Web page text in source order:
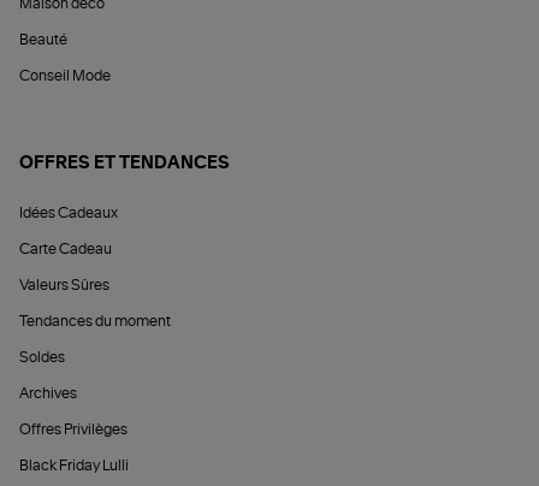
Maison déco
Beauté
Conseil Mode
OFFRES ET TENDANCES
Idées Cadeaux
Carte Cadeau
Valeurs Sûres
Tendances du moment
Soldes
Archives
Offres Privilèges
Black Friday Lulli